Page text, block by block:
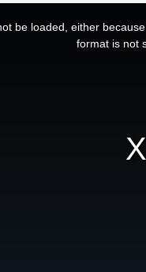
be loaded, either
format is not